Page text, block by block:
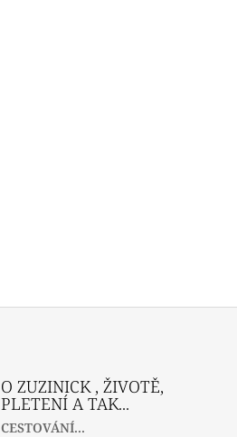
O ZUZINICK , ŽIVOTĚ,
PLETENÍ A TAK...
CESTOVÁNÍ...